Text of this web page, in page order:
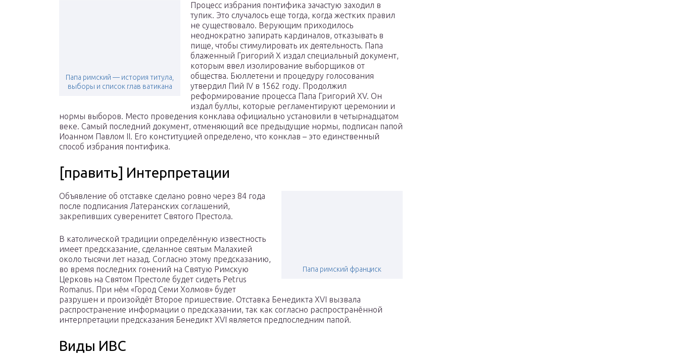
Папа римский — история титула,
выборы и список глав ватикана
Процесс избрания понтифика зачастую заходил в
тупик. Это случалось еще тогда, когда жестких правил
не существовало. Верующим приходилось
неоднократно запирать кардиналов, отказывать в
пище, чтобы стимулировать их деятельность. Папа
блаженный Григорий Х издал специальный документ,
которым ввел изолирование выборщиков от
общества. Бюллетени и процедуру голосования
утвердил Пий IV в 1562 году. Продолжил
реформирование процесса Папа Григорий XV. Он
издал буллы, которые регламентируют церемонии и
нормы выборов. Место проведения конклава официально установили в четырнадцатом
веке. Самый последний документ, отменяющий все предыдущие нормы, подписан папой
Иоанном Павлом ІІ. Его конституцией определено, что конклав – это единственный
способ избрания понтифика.
[править] Интерпретации
Папа римский франциск
Объявление об отставке сделано ровно через 84 года
после подписания Латеранских соглашений,
закрепивших суверенитет Святого Престола.
В католической традиции определённую известность
имеет предсказание, сделанное святым Малахией
около тысячи лет назад. Согласно этому предсказанию,
во время последних гонений на Святую Римскую
Церковь на Святом Престоле будет сидеть Petrus
Romanus. При нём «Город Семи Холмов» будет
разрушен и произойдёт Второе пришествие. Отставка Бенедикта XVI вызвала
распространение информации о предсказании, так как согласно распространённой
интерпретации предсказания Бенедикт XVI является предпоследним папой.
Виды ИВС